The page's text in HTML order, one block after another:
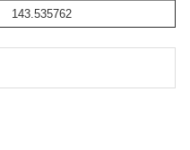
143.535762